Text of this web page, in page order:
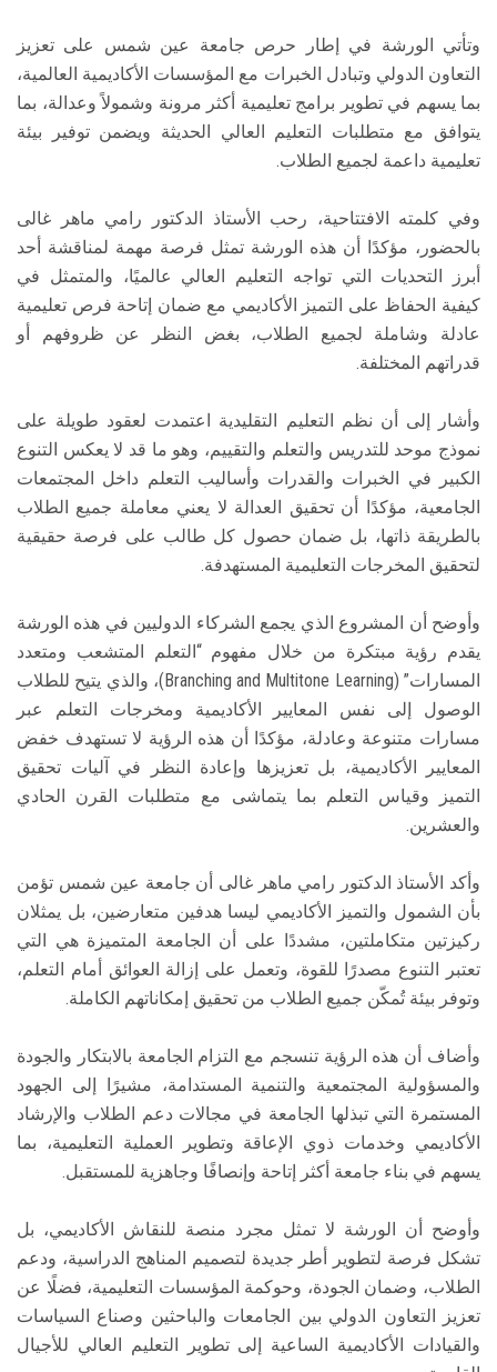
وتأتي الورشة في إطار حرص جامعة عين شمس على تعزيز
التعاون الدولي وتبادل الخبرات مع المؤسسات الأكاديمية العالمية،
بما يسهم في تطوير برامج تعليمية أكثر مرونة وشمولاً وعدالة، بما
يتوافق مع متطلبات التعليم العالي الحديثة ويضمن توفير بيئة
تعليمية داعمة لجميع الطلاب.
وفي كلمته الافتتاحية، رحب الأستاذ الدكتور رامي ماهر غالى
بالحضور، مؤكدًا أن هذه الورشة تمثل فرصة مهمة لمناقشة أحد
أبرز التحديات التي تواجه التعليم العالي عالميًا، والمتمثل في
كيفية الحفاظ على التميز الأكاديمي مع ضمان إتاحة فرص تعليمية
عادلة وشاملة لجميع الطلاب، بغض النظر عن ظروفهم أو
قدراتهم المختلفة.
وأشار إلى أن نظم التعليم التقليدية اعتمدت لعقود طويلة على
نموذج موحد للتدريس والتعلم والتقييم، وهو ما قد لا يعكس التنوع
الكبير في الخبرات والقدرات وأساليب التعلم داخل المجتمعات
الجامعية، مؤكدًا أن تحقيق العدالة لا يعني معاملة جميع الطلاب
بالطريقة ذاتها، بل ضمان حصول كل طالب على فرصة حقيقية
لتحقيق المخرجات التعليمية المستهدفة.
وأوضح أن المشروع الذي يجمع الشركاء الدوليين في هذه الورشة
يقدم رؤية مبتكرة من خلال مفهوم “التعلم المتشعب ومتعدد
المسارات” (Branching and Multitone Learning)، والذي يتيح للطلاب
الوصول إلى نفس المعايير الأكاديمية ومخرجات التعلم عبر
مسارات متنوعة وعادلة، مؤكدًا أن هذه الرؤية لا تستهدف خفض
المعايير الأكاديمية، بل تعزيزها وإعادة النظر في آليات تحقيق
التميز وقياس التعلم بما يتماشى مع متطلبات القرن الحادي
والعشرين.
وأكد الأستاذ الدكتور رامي ماهر غالى أن جامعة عين شمس تؤمن
بأن الشمول والتميز الأكاديمي ليسا هدفين متعارضين، بل يمثلان
ركيزتين متكاملتين، مشددًا على أن الجامعة المتميزة هي التي
تعتبر التنوع مصدرًا للقوة، وتعمل على إزالة العوائق أمام التعلم،
وتوفر بيئة تُمكّن جميع الطلاب من تحقيق إمكاناتهم الكاملة.
وأضاف أن هذه الرؤية تنسجم مع التزام الجامعة بالابتكار والجودة
والمسؤولية المجتمعية والتنمية المستدامة، مشيرًا إلى الجهود
المستمرة التي تبذلها الجامعة في مجالات دعم الطلاب والإرشاد
الأكاديمي وخدمات ذوي الإعاقة وتطوير العملية التعليمية، بما
يسهم في بناء جامعة أكثر إتاحة وإنصافًا وجاهزية للمستقبل.
وأوضح أن الورشة لا تمثل مجرد منصة للنقاش الأكاديمي، بل
تشكل فرصة لتطوير أطر جديدة لتصميم المناهج الدراسية، ودعم
الطلاب، وضمان الجودة، وحوكمة المؤسسات التعليمية، فضلًا عن
تعزيز التعاون الدولي بين الجامعات والباحثين وصناع السياسات
والقيادات الأكاديمية الساعية إلى تطوير التعليم العالي للأجيال